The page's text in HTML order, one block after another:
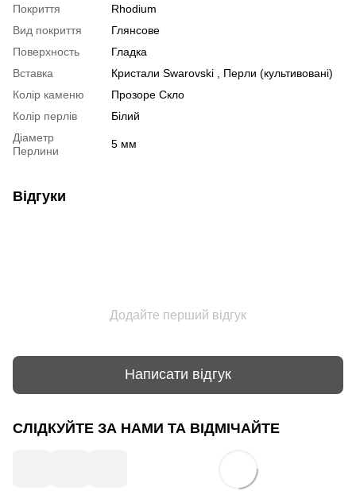
Покриття
Rhodium
Вид покриття
Глянсове
Поверхность
Гладка
Вставка
Кристали Swarovski , Перли (культивовані)
Колір каменю
Прозоре Скло
Колір перлів
Білий
Діаметр
Перлини
5 мм
Відгуки
Додайте перший відгук
Написати відгук
СЛІДКУЙТЕ ЗА НАМИ ТА ВІДМІЧАЙТЕ